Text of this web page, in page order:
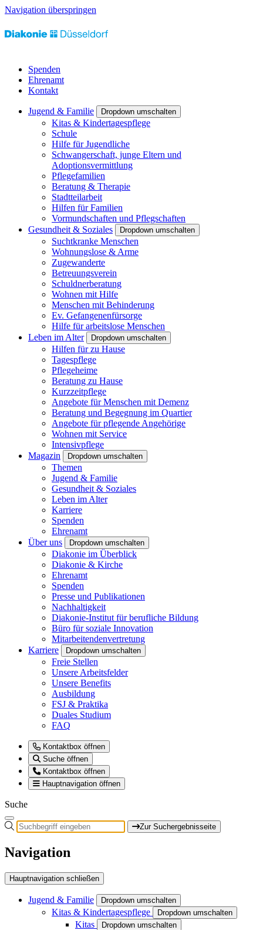
Navigation überspringen
Spenden
Ehrenamt
Kontakt
Jugend & Familie Dropdown umschalten
Kitas & Kindertagespflege
Schule
Hilfe für Jugendliche
Schwangerschaft, junge Eltern und
Adoptionsvermittlung
Pflegefamilien
Beratung & Therapie
Stadtteilarbeit
Hilfen für Familien
Vormundschaften und Pflegschaften
Gesundheit & Soziales
Dropdown umschalten
Suchtkranke Menschen
Wohnungslose & Arme
Zugewanderte
Betreuungsverein
Schuldnerberatung
Wohnen mit Hilfe
Menschen mit Behinderung
Ev. Gefangenenfürsorge
Hilfe für arbeitslose Menschen
Leben im Alter
Dropdown umschalten
Hilfen für zu Hause
Tagespflege
Pflegeheime
Beratung zu Hause
Kurzzeitpflege
Angebote für Menschen mit Demenz
Beratung und Begegnung im Quartier
Angebote für pflegende Angehörige
Wohnen mit Service
Intensivpflege
Magazin
Dropdown umschalten
Themen
Jugend & Familie
Gesundheit & Soziales
Leben im Alter
Karriere
Spenden
Ehrenamt
Über uns
Dropdown umschalten
Diakonie im Überblick
Diakonie & Kirche
Ehrenamt
Spenden
Presse und Publikationen
Nachhaltigkeit
Diakonie-Institut für berufliche Bildung
Büro für soziale Innovation
Mitarbeitendenvertretung
Karriere
Dropdown umschalten
Freie Stellen
Unsere Arbeitsfelder
Unsere Benefits
Ausbildung
FSJ & Praktika
Duales Studium
FAQ
Kontaktbox öffnen
Suche öffnen
Kontaktbox öffnen
Hauptnavigation öffnen
Suche
Zur Suchergebnisseite
Navigation
Hauptnavigation schließen
Jugend & Familie Dropdown umschalten
Kitas & Kindertagespflege Dropdown umschalten
Kitas Dropdown umschalten